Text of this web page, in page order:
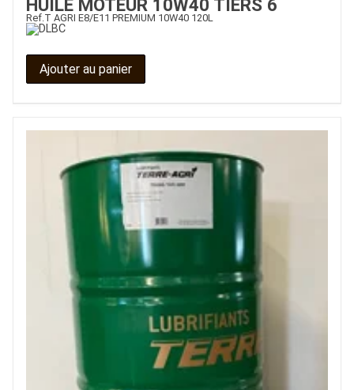
HUILE MOTEUR 10W40 TIERS 6
Ref. T AGRI E8/E11 PREMIUM 10W40 120L
Ajouter au panier